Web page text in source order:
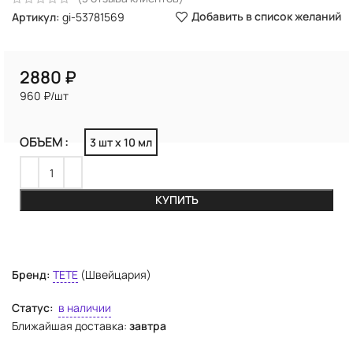
Артикул: gi-53781569 Добавить в список желаний
Бренд: TETE (Швейцария)
Статус: в наличии
Ближайшая доставка: завтра
₽
960 ₽/шт
ОБЪЕМ 3 шт х 10 мл
КУПИТЬ